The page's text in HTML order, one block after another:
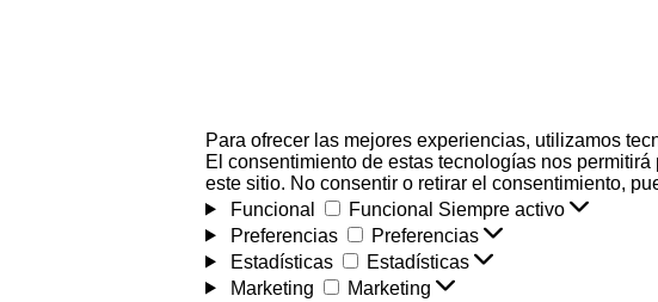
Para ofrecer las mejores experiencias, utilizamos
El consentimiento de estas tecnologías nos
este sitio. No consentir o retirar el consentimiento,
Funcional
Funcional Siempre activo
Preferencias
Preferencias
Estadísticas
Estadísticas
Marketing
Marketing